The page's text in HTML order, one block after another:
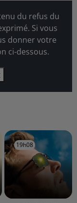
du refus du
Si vous
donner votre
ci-dessous.
19h08
19h08